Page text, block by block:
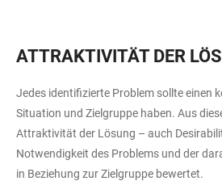
ATTRAKTIVITÄT DER
Jedes identifizierte Problem sollte einen
Situation und Zielgruppe haben. Aus
Attraktivität der Lösung – auch
Notwendigkeit des Problems und der
in Beziehung zur Zielgruppe bewertet.